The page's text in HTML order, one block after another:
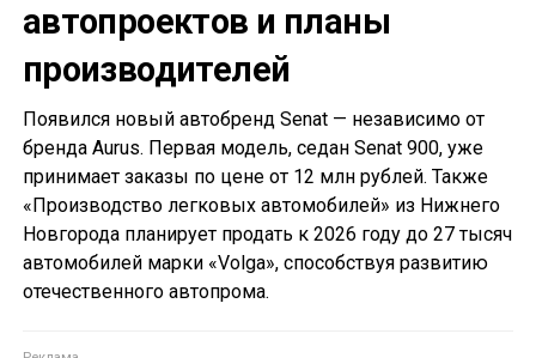
автопроектов и планы
производителей
Появился новый автобренд Senat — независимо от
бренда Aurus. Первая модель, седан Senat 900, уже
принимает заказы по цене от 12 млн рублей. Также
«Производство легковых автомобилей» из Нижнего
Новгорода планирует продать к 2026 году до 27 тысяч
автомобилей марки «Volga», способствуя развитию
отечественного автопрома.